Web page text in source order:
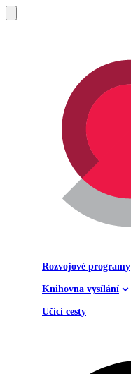
Rozvojové programy
Knihovna vysílání
Učící cesty